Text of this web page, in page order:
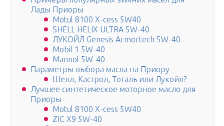
Лады Приоры
Motul 8100 X-cess 5W40
SHELL HELIX ULTRA 5W-40
ЛУКОЙЛ Genesis Armortech 5W-40
Mobil 1 5W-40
Mannol 5W-40
Параметры выбора масла на Приору
Шелл, Кастрол, Тоталь или Лукойл?
Лучшее синтетическое моторное масло для
Приоры
Motul 8100 X-cess 5W40
ZIC X9 5W-40